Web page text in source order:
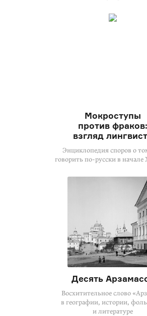
Мокроступы
против фраков:
взгляд
Энциклопедия споров о
говорить по-русски в начале
Десять
Восхитительное слово
в географии, истории,
и литературе